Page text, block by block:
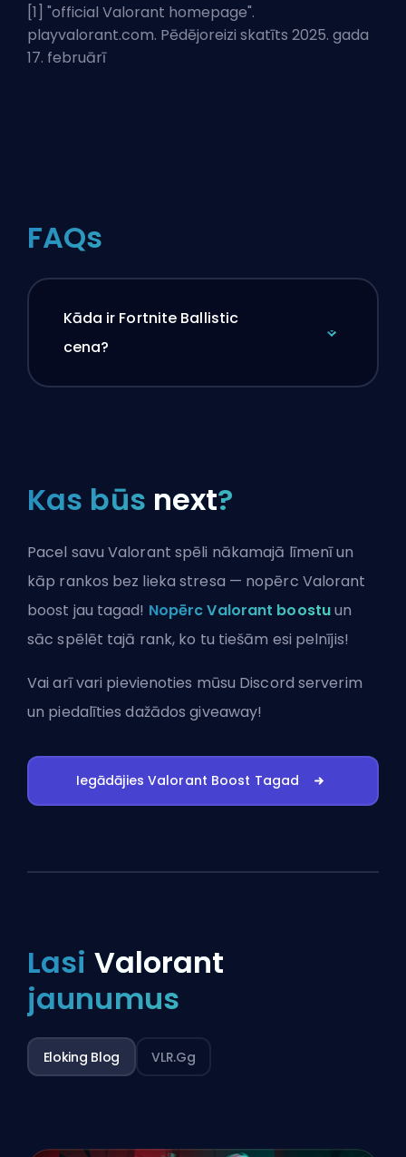
[1] "official Valorant homepage".
playvalorant.com. Pēdējoreizi skatīts 2025. gada
17. februārī
FAQs
Kāda ir Fortnite Ballistic
cena?
Kas būs next?
Pacel savu Valorant spēli nākamajā līmenī un
kāp rankos bez lieka stresa — nopērc Valorant
boost jau tagad! Nopērc Valorant boostuun
sāc spēlēt tajā rank, ko tu tiešām esi pelnījis!
Vai arī vari pievienoties mūsu Discord serverim
un piedalīties dažādos giveaway!
Iegādājies Valorant Boost Tagad
Lasi Valorant
jaunumus
Eloking Blog VLR.gg